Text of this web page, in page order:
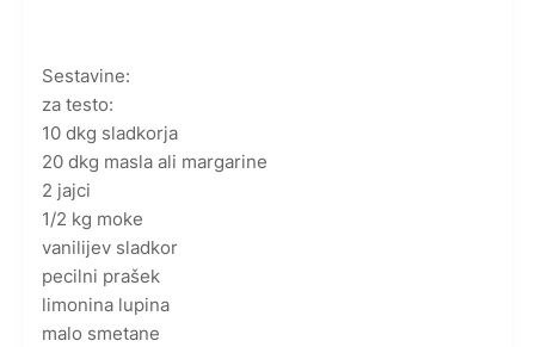
Sestavine:
za testo:
10 dkg sladkorja
20 dkg masla ali margarine
2 jajci
1/2 kg moke
vanilijev sladkor
pecilni prašek
limonina lupina
malo smetane